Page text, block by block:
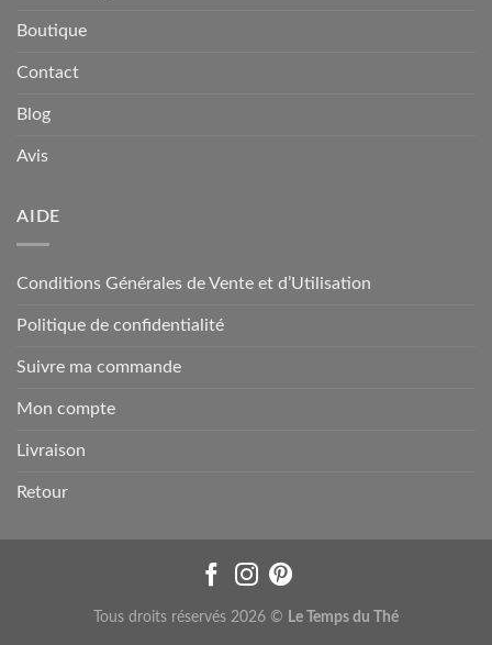
Boutique
Contact
Blog
Avis
AIDE
Conditions Générales de Vente et d’Utilisation
Politique de confidentialité
Suivre ma commande
Mon compte
Livraison
Retour
Tous droits réservés 2026 © Le Temps du Thé